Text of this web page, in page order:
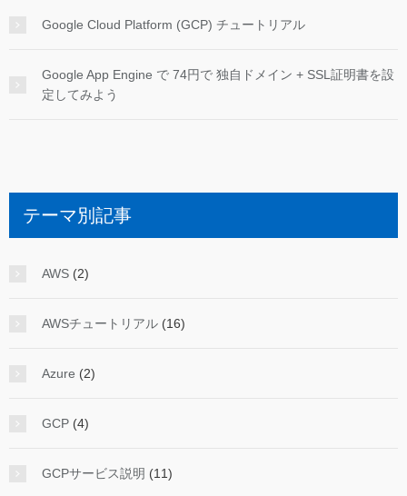
Google Cloud Platform (GCP) チュートリアル
Google App Engine で 74円で 独自ドメイン + SSL証明書を設
定してみよう
テーマ別記事
AWS (2)
AWSチュートリアル (16)
Azure (2)
GCP (4)
GCPサービス説明 (11)